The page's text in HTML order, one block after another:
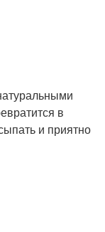
в
и приятно